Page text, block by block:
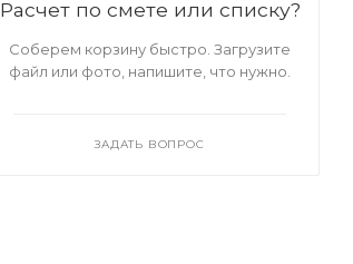
Расчет по смете или списку?
Соберем корзину быстро. Загрузите
файл или фото, напишите, что нужно.
ЗАДАТЬ ВОПРОС